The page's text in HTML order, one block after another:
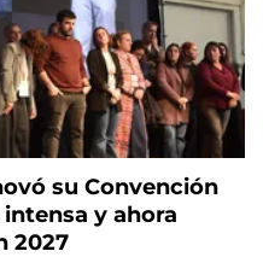
su Convención
y ahora
2027